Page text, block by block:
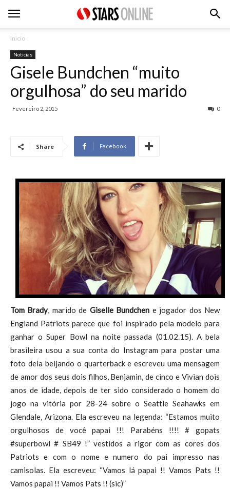
Inicio
Noticias
Gisele Bundchen “muito
orgulhosa” do seu marido
Fevereiro 2, 2015 0
Share Facebook
Tom Brady, marido de Giselle Bundchen e jogador dos New
England Patriots parece que foi inspirado pela modelo para
ganhar o Super Bowl na noite passada (01.02.15). A bela
brasileira usou a sua conta do Instagram para postar uma
foto dela beijando o quarterback e escreveu uma mensagem
de amor dos seus dois filhos, Benjamin, de cinco e Vivian dois
anos de idade, depois de ter sido considerado o homem do
jogo na vitória por 28-24 sobre o Seattle Seahawks em
Glendale, Arizona. Ela escreveu na legenda: “Estamos muito
orgulhosos de você papai !!! Parabéns !!!! # gopats
#superbowl # SB49 !” vestidos a rigor com as cores dos
Patriots e com o nome e numero do pai impresso nas
camisolas. Ela escreveu: “Vamos lá papai !! Vamos Pats !!
Vamos papai !! Vamos Pats !! (sic)”